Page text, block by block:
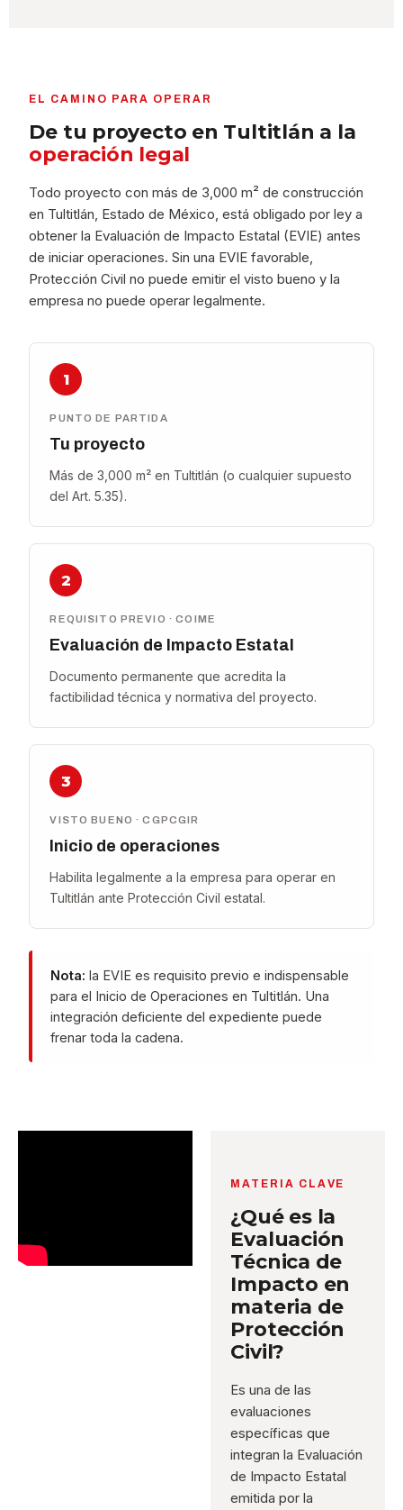
EL CAMINO PARA OPERAR
De tu proyecto en Tultitlán a la
operación legal
Todo proyecto con más de 3,000 m² de construcción
en Tultitlán, Estado de México, está obligado por ley a
obtener la Evaluación de Impacto Estatal (EVIE) antes
de iniciar operaciones. Sin una EVIE favorable,
Protección Civil no puede emitir el visto bueno y la
empresa no puede operar legalmente.
1
PUNTO DE PARTIDA
Tu proyecto
Más de 3,000 m² en Tultitlán (o cualquier supuesto
del Art. 5.35).
2
REQUISITO PREVIO · COIME
Evaluación de Impacto Estatal
Documento permanente que acredita la
factibilidad técnica y normativa del proyecto.
3
VISTO BUENO · CGPCGIR
Inicio de operaciones
Habilita legalmente a la empresa para operar en
Tultitlán ante Protección Civil estatal.
Nota: la EVIE es requisito previo e indispensable
para el Inicio de Operaciones en Tultitlán. Una
integración deficiente del expediente puede
frenar toda la cadena.
MATERIA CLAVE
¿Qué es la
Evaluación
Técnica de
Impacto en
materia de
Protección
Civil?
Es una de las
evaluaciones
específicas que
integran la Evaluación
de Impacto Estatal
emitida por la